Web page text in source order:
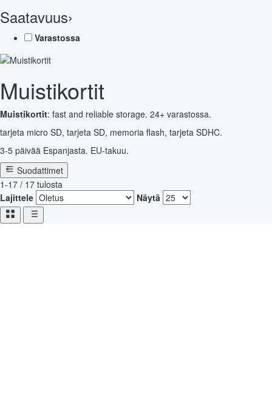
Saatavuus›
Varastossa
Muistikortit
Muistikortit: fast and reliable storage. 24+ varastossa.
tarjeta micro SD, tarjeta SD, memoria flash, tarjeta SDHC.
3-5 päivää Espanjasta. EU-takuu.
Suodattimet
1-17 / 17 tulosta
Lajittele
Näytä